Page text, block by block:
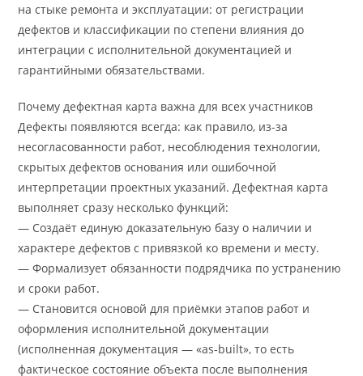
на стыке ремонта и эксплуатации: от регистрации
дефектов и классификации по степени влияния до
интеграции с исполнительной документацией и
гарантийными обязательствами.
Почему дефектная карта важна для всех участников
Дефекты появляются всегда: как правило, из-за
несогласованности работ, несоблюдения технологии,
скрытых дефектов основания или ошибочной
интерпретации проектных указаний. Дефектная карта
выполняет сразу несколько функций:
— Создаёт единую доказательную базу о наличии и
характере дефектов с привязкой ко времени и месту.
— Формализует обязанности подрядчика по устранению
и сроки работ.
— Становится основой для приёмки этапов работ и
оформления исполнительной документации
(исполненная документация — «as-built», то есть
фактическое состояние объекта после выполнения